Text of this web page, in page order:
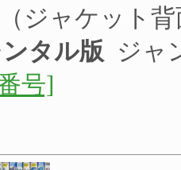
ジャケット
タル版 ジャ
号]